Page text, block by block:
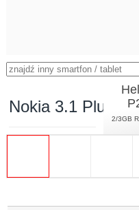
Nokia 3.1 Plus
2/3GB